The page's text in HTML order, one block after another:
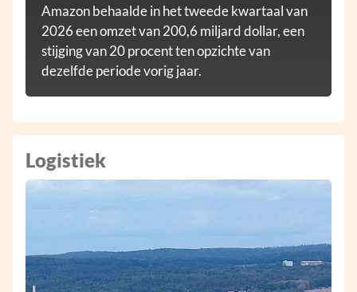
Amazon behaalde in het tweede kwartaal van
2026 een omzet van 200,6 miljard dollar, een
stijging van 20 procent ten opzichte van
dezelfde periode vorig jaar.
Logistiek